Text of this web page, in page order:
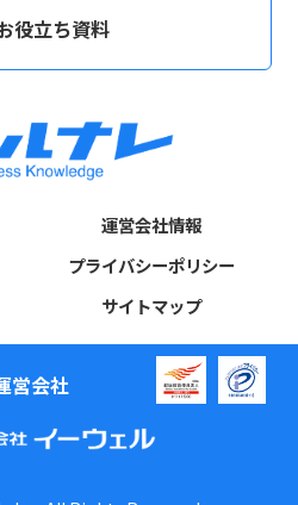
役立ち資料
運営会社情報
プライバシーポリシー
サイトマップ
営会社